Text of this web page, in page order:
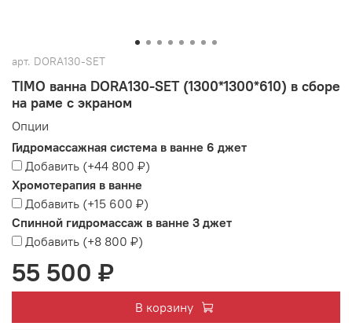
арт. DORA130-SET
TIMO ванна DORA130-SET (1300*1300*610) в сборе
на раме с экраном
Опции
Гидромассажная система в ванне 6 джет
Добавить (+44 800 ₽)
Хромотерапия в ванне
Добавить (+15 600 ₽)
Спинной гидромассаж в ванне 3 джет
Добавить (+8 800 ₽)
55 500 ₽
В корзину